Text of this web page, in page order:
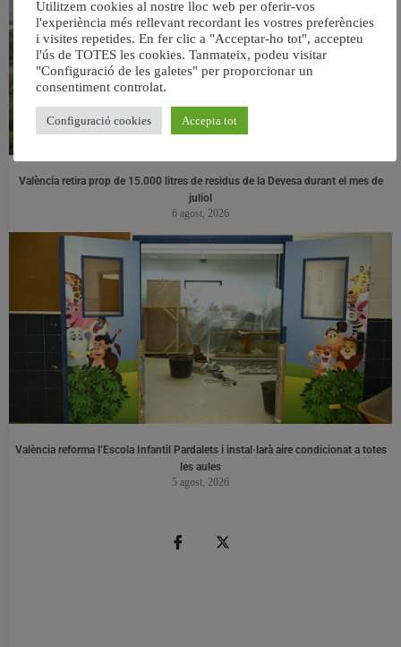
València retira prop de 15.000 litres de residus de la Devesa durant el mes de
juliol
6 agost, 2026
València reforma l’Escola Infantil Pardalets i instal·larà aire condicionat a totes
les aules
5 agost, 2026
Utilitzem cookies al nostre lloc web per oferir-vos
l'experiència més rellevant recordant les vostres preferències
i visites repetides. En fer clic a "Acceptar-ho tot", accepteu
l'ús de TOTES les cookies. Tanmateix, podeu visitar
"Configuració de les galetes" per proporcionar un
consentiment controlat.
Configuració cookies Accepta tot